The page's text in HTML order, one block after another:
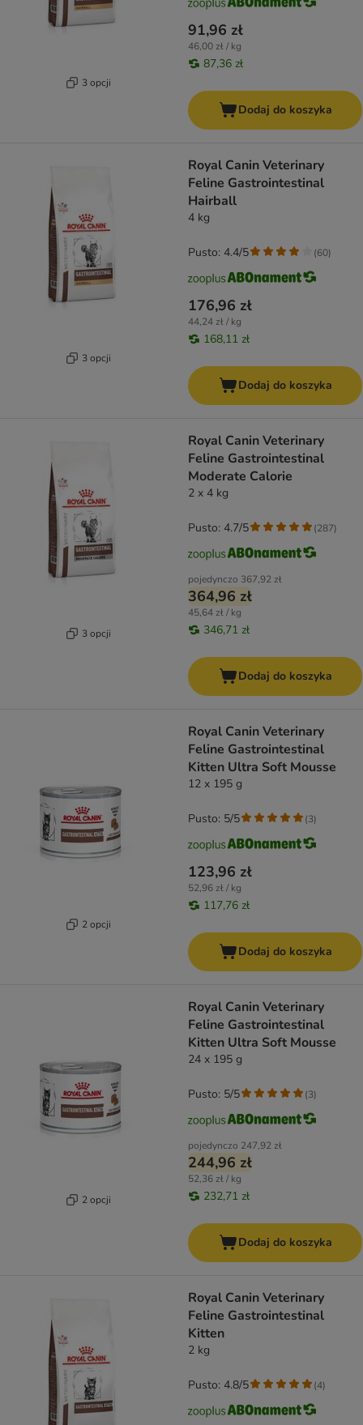
3 opcji
91,96 zł
46,00 zł / kg
87,36 zł
Dodaj do koszyka
3 opcji
Royal Canin Veterinary
Feline Gastrointestinal
Hairball
4 kg
176,96 zł
44,24 zł / kg
168,11 zł
Pusto: 4.4/5 (60)
Dodaj do koszyka
3 opcji
Royal Canin Veterinary
Feline Gastrointestinal
Moderate Calorie
2 x 4 kg
pojedynczo 367,92 zł
364,96 zł
45,64 zł / kg
346,71 zł
Pusto: 4.7/5 (287)
Dodaj do koszyka
2 opcji
Royal Canin Veterinary
Feline Gastrointestinal
Kitten Ultra Soft Mousse
12 x 195 g
123,96 zł
52,96 zł / kg
117,76 zł
Pusto: 5/5 (3)
Dodaj do koszyka
2 opcji
Royal Canin Veterinary
Feline Gastrointestinal
Kitten Ultra Soft Mousse
24 x 195 g
pojedynczo 247,92 zł
244,96 zł
52,36 zł / kg
232,71 zł
Pusto: 5/5 (3)
Dodaj do koszyka
Royal Canin Veterinary
Feline Gastrointestinal
Kitten
2 kg
Pusto: 4.8/5 (4)